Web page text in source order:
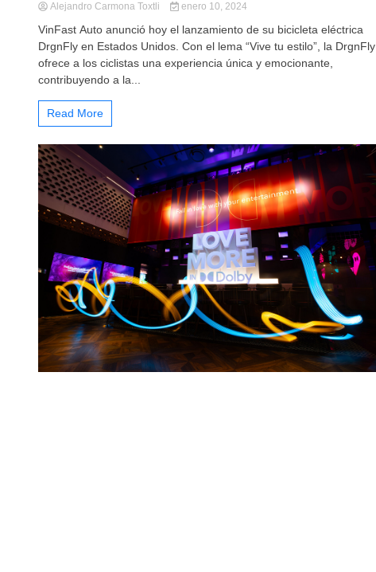
Alejandro Carmona Toxtli enero 10, 2024
VinFast Auto anunció hoy el lanzamiento de su bicicleta eléctrica
DrgnFly en Estados Unidos. Con el lema “Vive tu estilo”, la DrgnFly
ofrece a los ciclistas una experiencia única y emocionante,
contribuyendo a la...
Read More